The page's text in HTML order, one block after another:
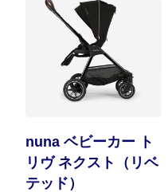
nuna ベビーカー ト
リヴ ネクスト（リベ
テッド）